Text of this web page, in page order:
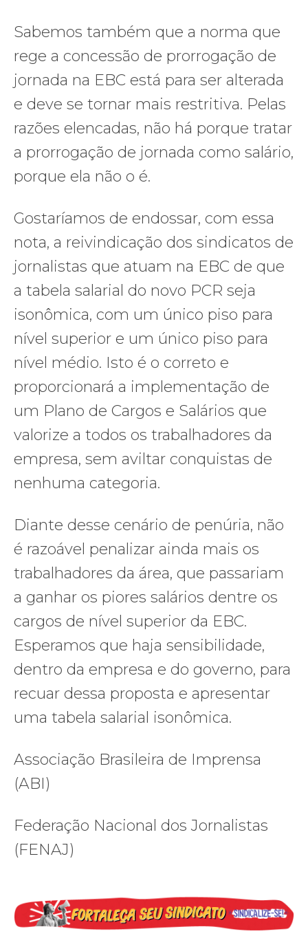
Sabemos também que a norma que
rege a concessão de prorrogação de
jornada na EBC está para ser alterada
e deve se tornar mais restritiva. Pelas
razões elencadas, não há porque tratar
a prorrogação de jornada como salário,
porque ela não o é.
Gostaríamos de endossar, com essa
nota, a reivindicação dos sindicatos de
jornalistas que atuam na EBC de que
a tabela salarial do novo PCR seja
isonômica, com um único piso para
nível superior e um único piso para
nível médio. Isto é o correto e
proporcionará a implementação de
um Plano de Cargos e Salários que
valorize a todos os trabalhadores da
empresa, sem aviltar conquistas de
nenhuma categoria.
Diante desse cenário de penúria, não
é razoável penalizar ainda mais os
trabalhadores da área, que passariam
a ganhar os piores salários dentre os
cargos de nível superior da EBC.
Esperamos que haja sensibilidade,
dentro da empresa e do governo, para
recuar dessa proposta e apresentar
uma tabela salarial isonômica.
Associação Brasileira de Imprensa
(ABI)
Federação Nacional dos Jornalistas
(FENAJ)